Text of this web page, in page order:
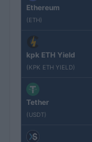
Ethereum
(ETH)
kpk ETH Yield
(KPK ETH YIELD)
Tether
(USDT)